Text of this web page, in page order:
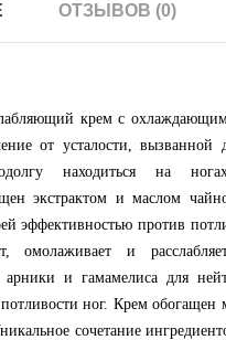
ОТЗЫВОВ (0)
крем с
от усталости, вызванной
находиться на
экстрактом и маслом
эффективностью против
омолаживает и
арники и гамамелиса для
ног. Крем
сочетание